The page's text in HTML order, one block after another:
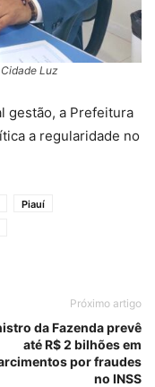
Luz
gestão, a Prefeitura
a regularidade no
Piauí
Próximo artigo
da Fazenda prevê
até R$ 2 bilhões em
por fraudes
no INSS